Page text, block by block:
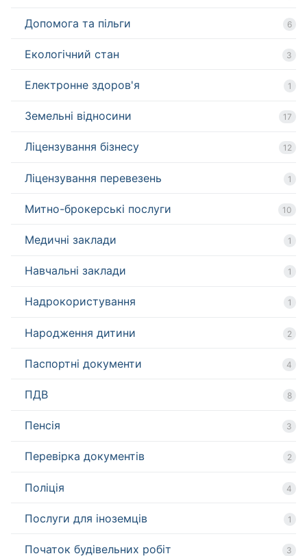
Допомога та пільги 6
Екологічний стан 3
Електронне здоров'я 1
Земельні відносини 17
Ліцензування бізнесу 12
Ліцензування перевезень 1
Митно-брокерські послуги 10
Медичні заклади 1
Навчальні заклади 1
Надрокористування 1
Народження дитини 2
Паспортні документи 4
ПДВ 8
Пенсія 3
Перевірка документів 2
Поліція 4
Послуги для іноземців 1
Початок будівельних робіт 3